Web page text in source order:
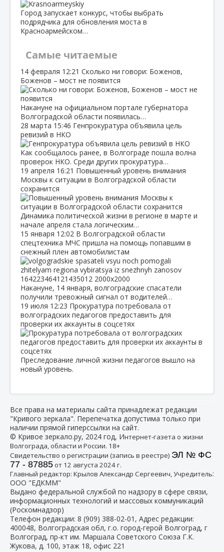
Город запускает конкурс, чтобы выбрать
подрядчика для обновления моста в
Красноармейском…
Самые читаемые
14 февраля 12:21 Сколько ни говори: Боженов,
Боженов – мост не появится
Накануне на официальном портале губернатора
Волгоградской области появилась…
28 марта 15:46 Генпрокуратура объявила цель
ревизий в НКО
Как сообщалось ранее, в Волгограде пошла волна
проверок НКО. Среди других прокуратура…
19 апреля 16:21 Повышенный уровень внимания
Москвы к ситуации в Волгоградской области
сохранится
Динамика политической жизни в регионе в марте и
начале апреля стала логическим…
15 января 12:02 В Волгоградской области
спецтехника МЧС пришла на помощь попавшим в
снежный плен автомобилистам
Накануне, 14 января, волгоградские спасатели
получили тревожный сигнал от водителей…
19 июля 12:23 Прокуратура потребовала от
волгоградских педагогов предоставить для
проверки их аккаунты в соцсетях
Преследование личной жизни педагогов вышло на
новый уровень.
Все права на материалы сайта принадлежат редакции
"Кривого зеркала". Перепечатка допустима только при
наличии прямой гиперссылки на сайт.
© Кривое зеркало.ру, 2024 год, Интернет-газета о жизни
Волгограда, области и России. 18+
Свидетельство о регистрации (запись в реестре) ЭЛ № ФС
77 - 87885от 12 августа 2024 г.
Главный редактор: Крылов Александр Сергеевич, Учредитель:
ООО "ЕДКММ"
Выдано федеральной службой по надзору в сфере связи,
информационных технологий и массовых коммуникаций
(Роскомнадзор)
Телефон редакции: 8 (909) 388-02-01 , Адрес редакции:
400048, Волгоградская обл, г.о. город-герой Волгоград, г
Волгоград, пр-кт им. Маршала Советского Союза Г.К.
Жукова, д. 100, этаж 18, офис 221